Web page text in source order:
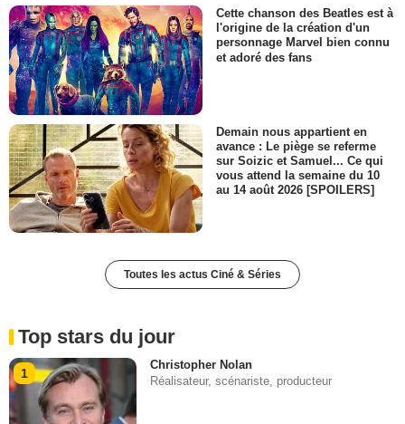
Cette chanson des Beatles est à
l'origine de la création d'un
personnage Marvel bien connu
et adoré des fans
Demain nous appartient en
avance : Le piège se referme
sur Soizic et Samuel... Ce qui
vous attend la semaine du 10
au 14 août 2026 [SPOILERS]
Toutes les actus Ciné & Séries
Top stars du jour
1
Christopher Nolan
Réalisateur, scénariste, producteur